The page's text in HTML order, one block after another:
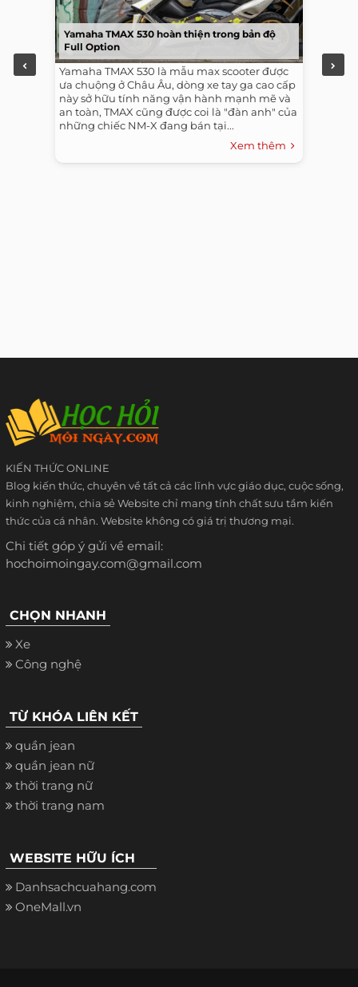
Yamaha TMAX 530 hoàn thiện trong bản độ
Full Option
Yamaha TMAX 530 là mẫu max scooter được
ưa chuộng ở Châu Âu, dòng xe tay ga cao cấp
này sở hữu tính năng vận hành mạnh mẽ và
an toàn, TMAX cũng được coi là "đàn anh" của
những chiếc NM-X đang bán tại...
Xem thêm
KIẾN THỨC ONLINE
Blog kiến thức, chuyên về tất cả các lĩnh vực giáo dục, cuộc sống,
kinh nghiệm, chia sẻ Website chỉ mang tính chất sưu tầm kiến
thức của cá nhân. Website không có giá trị thương mại.
Chi tiết góp ý gửi về email:
hochoimoingay.com@gmail.com
CHỌN NHANH
Xe
Công nghệ
TỪ KHÓA LIÊN KẾT
quần jean
quần jean nữ
thời trang nữ
thời trang nam
WEBSITE HỮU ÍCH
Danhsachcuahang.com
OneMall.vn